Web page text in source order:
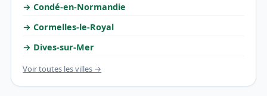
→ Condé-en-Normandie
→ Cormelles-le-Royal
→ Dives-sur-Mer
Voir toutes les villes →